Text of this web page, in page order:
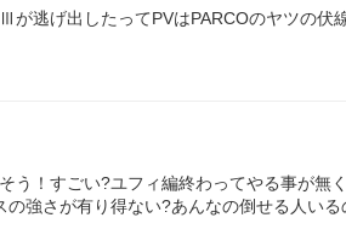
逃げ出したってPVはPARCOのヤツの伏
う！すごい?ユフィ編終わってやる事が無
の強さが有り得ない?あんなの倒せる人いる